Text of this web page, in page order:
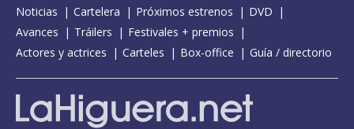
Noticias Cartelera Próximos estrenos
DVD
Avances
Tráilers
Festivales + premios
Actores y actrices
Carteles Box-office Guía / directorio